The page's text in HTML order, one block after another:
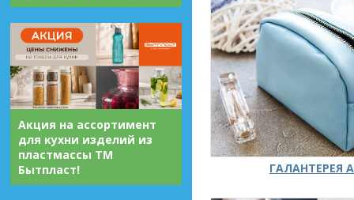
Акция на ассортимент
для кухни изделий из
пластмассы ТМ
Бытпласт!
ГАЛАНТЕРЕЯ